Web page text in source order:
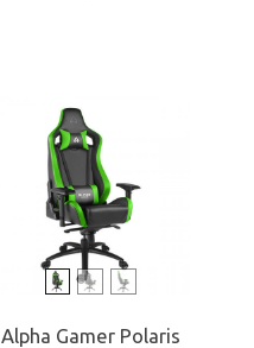
Alpha Gamer Polaris